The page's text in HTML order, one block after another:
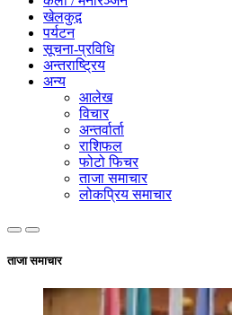
खेलकुद़़
पर्यटन
सूचना-प्रविधि
अन्तराष्ट्रिय
अन्य
आलेख
विचार
अन्तर्वार्ता
राशिफल
फोटो फिचर
ताजा समाचार
लोकप्रिय समाचार
ताजा समाचार